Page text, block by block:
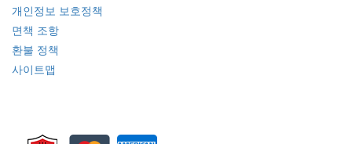
개인정보 보호정책
면책 조항
환불 정책
사이트맵